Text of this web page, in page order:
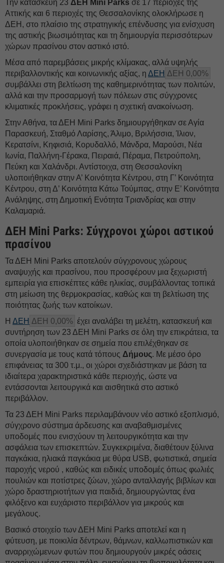
Την κατασκευή 23 ΔΕH Mini Parks σε 17 περιοχές της
Αττικής και 6 περιοχές της Θεσσαλονίκης ολοκλήρωσε η
ΔΕH, στο πλαίσιο της στρατηγικής επένδυσης για ενίσχυση
της αστικής βιωσιμότητας και τη δημιουργία περισσότερων
χώρων πρασίνου στον αστικό ιστό.
Μέσα από παρεμβάσεις μικρής κλίμακας, αλλά υψηλής
περιβαλλοντικής και κοινωνικής αξίας, η ΔΕΗ ΔΕΗ 0,00%
συμβάλλει στη βελτίωση της καθημερινότητας των πολιτών,
αλλά και την προσαρμογή των πόλεων στις σύγχρονες
κλιματικές προκλήσεις, γράφει η σχετική ανακοίνωση.
Στην Αθήνα, τα ΔΕH Mini Parks δημιουργήθηκαν σε Αγία
Παρασκευή, Σταθμό Λαρίσης, Άλιμο, Βριλήσσια, Ίλιον,
Κερατσίνι, Κηφισιά, Κορυδαλλό, Μάνδρα, Μαρούσι, Νέα
Ιωνία, Παλλήνη-Γέρακα, Πειραιά, Πέραμα, Πετρούπολη,
Πεύκη και Χαλάνδρι. Αντίστοιχα, στη Θεσσαλονίκη
υλοποιήθηκαν στην Α’ Κοινότητα Κέντρου, στη Γ’ Κοινότητα
Κέντρου, στη Δ’ Κοινότητα Κάτω Τούμπας, στην Ε’ Κοινότητα
Ανάληψης, στη Δημοτική Ενότητα Τριανδρίας και στην
Καλαμαριά.
ΔΕH Mini Parks: Σύγχρονοι χώροι αστικού
πρασίνου
Τα ΔΕH Mini Parks αποτελούν σύγχρονους χώρους
αναψυχής και πρασίνου, που προσφέρουν μια ξεχωριστή
εμπειρία για επισκέπτες κάθε ηλικίας, συμβάλλοντας τοπικά
στη μείωση της θερμοκρασίας, καθώς και τη βελτίωση της
ποιότητας ζωής των κατοίκων.
Η ΔΕΗ ΔΕΗ 0,00% έχει αναλάβει τη μελέτη, κατασκευή και
συντήρηση των 23 ΔΕH Mini Parks σε όλη την επικράτεια, τα
οποία υλοποιήθηκαν σε σημεία που επιλέχθηκαν σε
συνεργασία με τους κατά τόπους Δήμους. Με μέσο όρο
επιφάνειας τα 300 τ.μ., οι χώροι σχεδιάστηκαν με βάση τα
ιδιαίτερα χαρακτηριστικά κάθε περιοχής, ώστε να
εντάσσονται λειτουργικά και αισθητικά στο αστικό
περιβάλλον.
Τα 23 ΔΕH Mini Parks περιλαμβάνουν νέο αστικό εξοπλισμό,
σύγχρονο σύστημα άρδευσης και αναβαθμισμένες
υποδομές που ενισχύουν τη λειτουργικότητα και την
ασφάλεια των επισκεπτών. Συγκεκριμένα, διαθέτουν ξύλινα
παγκάκια, ηλιακά παγκάκια με θύρα USB, φωτιστικά, σημεία
παροχής νερού , καθώς και ειδικές υποδομές όπως φωλιές
πουλιών και ποτίστρες ζώων, χώρο ανταλλαγής βιβλίων και
χώρο δραστηριοτήτων για παιδιά, δημιουργώντας ένα
φιλόξενο και ευχάριστο περιβάλλον για μικρούς και
μεγάλους.
Βασικό στοιχείο των ΔΕH Mini Parks αποτελεί και η
φύτευση, με ποικιλία δέντρων, θάμνων, καλλωπιστικών και
αναρριχώμενων φυτών που δημιουργούν μικρές οάσεις